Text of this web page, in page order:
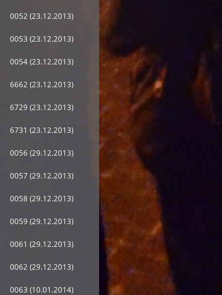
0052 (23.12.2013)
0053 (23.12.2013)
0054 (23.12.2013)
6662 (23.12.2013)
6729 (23.12.2013)
6731 (23.12.2013)
0056 (29.12.2013)
0057 (29.12.2013)
0058 (29.12.2013)
0059 (29.12.2013)
0061 (29.12.2013)
0062 (29.12.2013)
0063 (10.01.2014)